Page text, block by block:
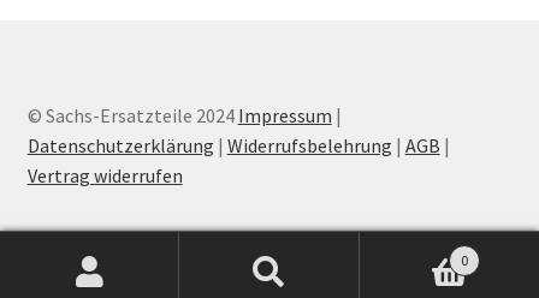
© Sachs-Ersatzteile 2024 Impressum |
Datenschutzerklärung | Widerrufsbelehrung | AGB |
Vertrag widerrufen
0